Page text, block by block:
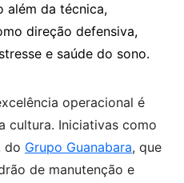
além da técnica,
direção defensiva,
e saúde do sono.
operacional é
cultura. Iniciativas como
do Grupo Guanabara, que
de manutenção e